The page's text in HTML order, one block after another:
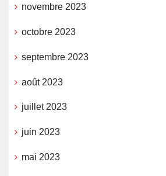
novembre 2023
octobre 2023
septembre 2023
août 2023
juillet 2023
juin 2023
mai 2023